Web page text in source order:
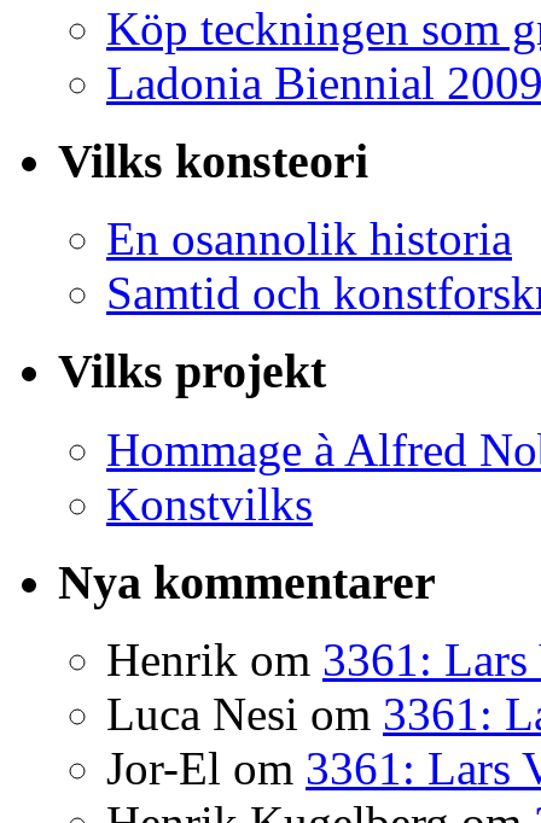
Köp teckningen som
Ladonia Biennial
Vilks konsteori
En osannolik historia
Samtid och
Vilks projekt
Hommage à Alfred
Konstvilks
Nya kommentarer
Henrik om 3361:
Luca Nesi om 3361:
Jor-El om 3361: Lars